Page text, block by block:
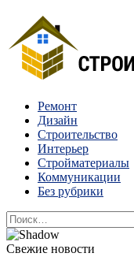
Квартиры и дома, в
отличаются между
Ремонт
Дизайн
Строительство
Интерьер
Стройматериалы
Коммуникации
Без рубрики
Найти:
Свежие новости